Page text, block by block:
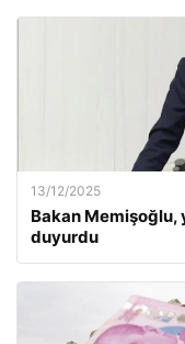
13/12/2025
Bakan Memişoğlu,
duyurdu